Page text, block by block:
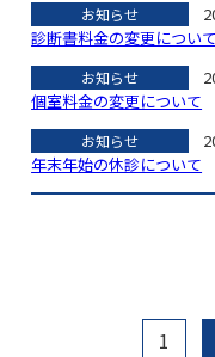
お知らせ
診断書料金の変更について
お知らせ
個室料金の変更について
お知らせ
年末年始の休診について
1